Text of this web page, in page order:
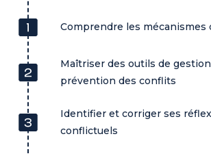
Comprendre les mécanismes
Maîtriser des outils de
prévention des conflits
Identifier et corriger ses
conflictuels